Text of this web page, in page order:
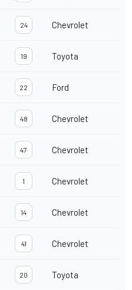
24 Chevrolet
19 Toyota
22 Ford
48 Chevrolet
47 Chevrolet
1 Chevrolet
14 Chevrolet
41 Chevrolet
20 Toyota